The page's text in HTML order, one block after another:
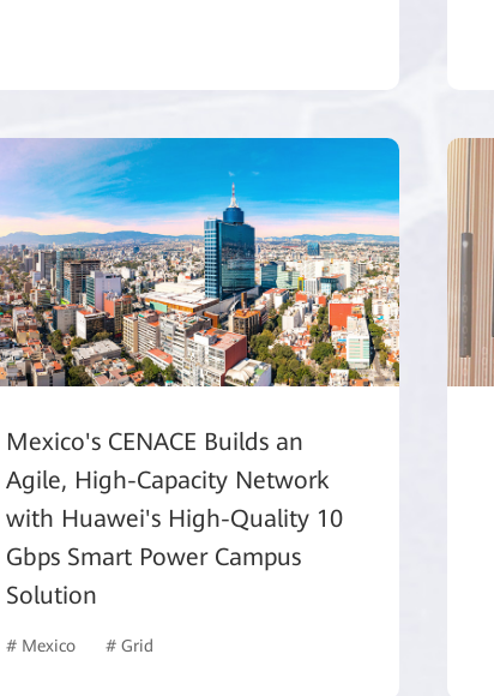
Mexico's CENACE Builds an
Agile, High-Capacity Network
with Huawei's High-Quality 10
Gbps Smart Power Campus
Solution
# Mexico # Grid